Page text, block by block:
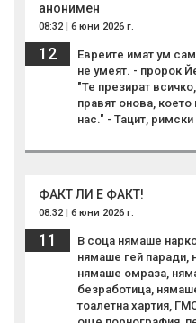
анонимен
08:32 | 6 юни 2026 г.
12
Евреите имат ум
не умеят. - пророк
"Те презират
правят онова,
нас." - Тацит,
ФАКТ ЛИ Е ФАКТ!
08:32 | 6 юни 2026 г.
11
В соца нямаше
нямаше гей паради,
нямаше омраза,
безработица,
тоалетна хартия,